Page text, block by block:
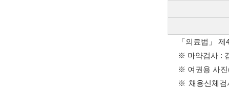
「의료법」
※ 마약검사 :
※ 여권용 사진
※ 채용신체검